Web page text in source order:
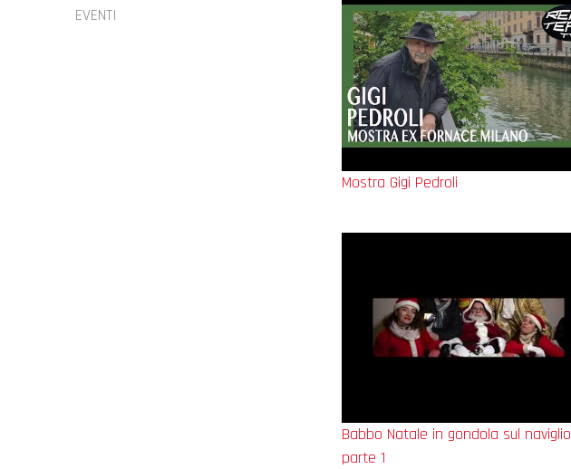
EVENTI
Mostra Gigi Pedroli
Babbo Natale in gondola sul naviglio
parte 1